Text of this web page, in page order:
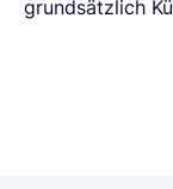
grundsätzlich